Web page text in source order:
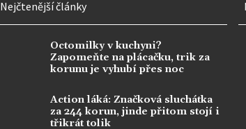
Nejčtenější články
Octomilky v kuchyni?
Zapomeňte na plácačku, trik za
korunu je vyhubí přes noc
Action láká: Značková sluchátka
za 244 korun, jinde přitom stojí i
třikrát tolik